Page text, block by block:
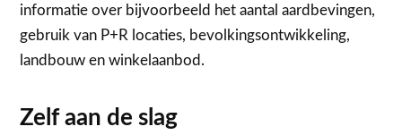
informatie over bijvoorbeeld het aantal aardbevingen,
gebruik van P+R locaties, bevolkingsontwikkeling,
landbouw en winkelaanbod.
Zelf aan de slag